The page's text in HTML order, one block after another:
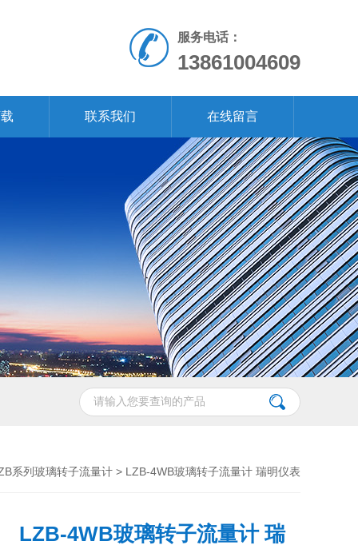
服务电话：
13861004609
联系我们 在线留言
系列玻璃转子流量计 > LZB-4WB玻璃转子流量计 瑞明仪表
LZB-4WB玻璃转子流量计 瑞